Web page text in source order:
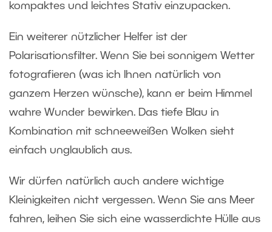
kompaktes und leichtes Stativ einzupacken.
Ein weiterer nützlicher Helfer ist der
Polarisationsfilter. Wenn Sie bei sonnigem Wetter
fotografieren (was ich Ihnen natürlich von
ganzem Herzen wünsche), kann er beim Himmel
wahre Wunder bewirken. Das tiefe Blau in
Kombination mit schneeweißen Wolken sieht
einfach unglaublich aus.
Wir dürfen natürlich auch andere wichtige
Kleinigkeiten nicht vergessen. Wenn Sie ans Meer
fahren, leihen Sie sich eine wasserdichte Hülle aus